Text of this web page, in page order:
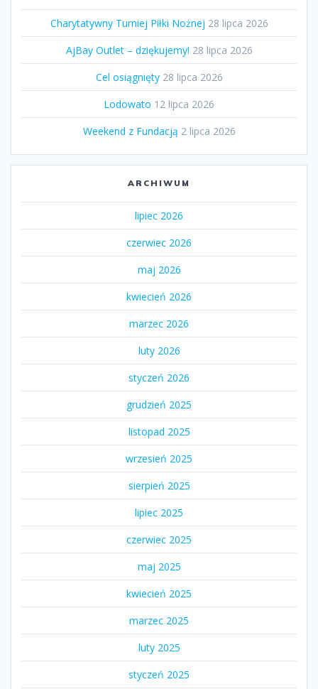
Charytatywny Turniej Piłki Nożnej 28 lipca 2026
AjBay Outlet – dziękujemy! 28 lipca 2026
Cel osiągnięty 28 lipca 2026
Lodowato 12 lipca 2026
Weekend z Fundacją 2 lipca 2026
ARCHIWUM
lipiec 2026
czerwiec 2026
maj 2026
kwiecień 2026
marzec 2026
luty 2026
styczeń 2026
grudzień 2025
listopad 2025
wrzesień 2025
sierpień 2025
lipiec 2025
czerwiec 2025
maj 2025
kwiecień 2025
marzec 2025
luty 2025
styczeń 2025